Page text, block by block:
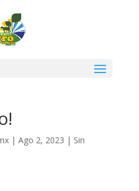
| Ago 2, 2023 | Sin